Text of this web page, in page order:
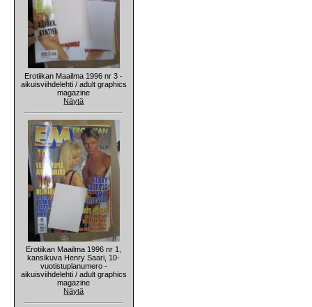
Erotiikan Maailma 1996 nr 3 -
aikuisviihdelehti / adult graphics
magazine
Näytä
Erotiikan Maailma 1996 nr 1,
kansikuva Henry Saari, 10-
vuotistuplanumero -
aikuisviihdelehti / adult graphics
magazine
Näytä